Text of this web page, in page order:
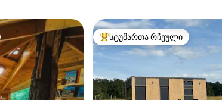
სტუმართა რჩეული მოწინავე
სტუმართა რჩეული